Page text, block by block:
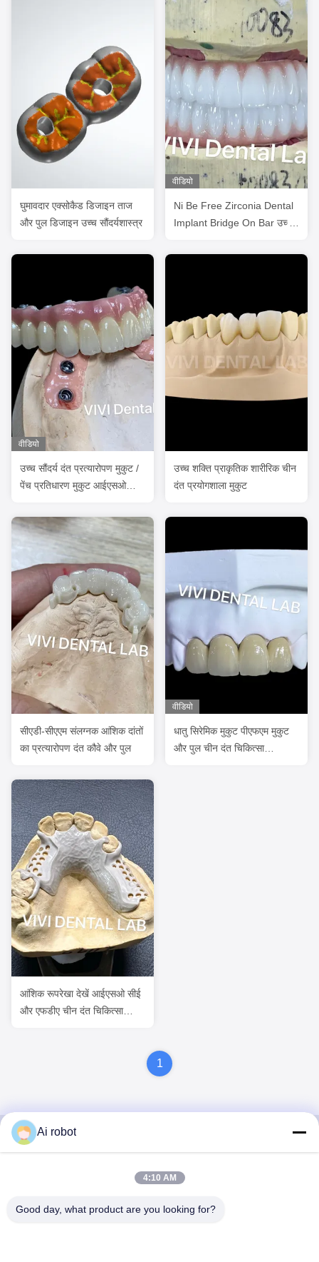
घुमावदार एक्सोकैड डिजाइन ताज
और पुल डिजाइन उच्च सौंदर्यशास्त्र
वीडियो
Ni Be Free Zirconia Dental
Implant Bridge On Bar उच्च
वीडियो
उच्च सौंदर्य दंत प्रत्यारोपण मुकुट /
पेंच प्रतिधारण मुकुट आईएसओ
उच्च शक्ति प्राकृतिक शारीरिक चीन
दंत प्रयोगशाला मुकुट
सीएडी-सीएएम संलग्नक आंशिक दांतों
का प्रत्यारोपण दंत कौवे और पुल
वीडियो
धातु सिरेमिक मुकुट पीएफएम मुकुट
और पुल चीन दंत चिकित्सा
आंशिक रूपरेखा देखें आईएसओ सीई
और एफडीए चीन दंत चिकित्सा
1
LABORATORY
Ai robot
4:10 AM
Good day, what product are you looking for?